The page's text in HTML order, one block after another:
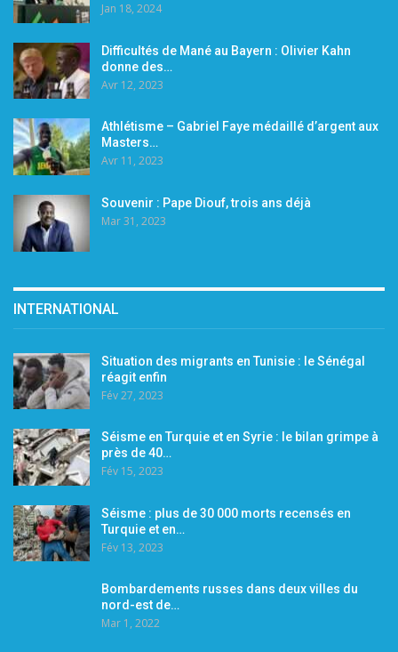
Jan 18, 2024
Difficultés de Mané au Bayern : Olivier Kahn
donne des…
Avr 12, 2023
Athlétisme – Gabriel Faye médaillé d’argent aux
Masters…
Avr 11, 2023
Souvenir : Pape Diouf, trois ans déjà
Mar 31, 2023
INTERNATIONAL
Situation des migrants en Tunisie : le Sénégal
réagit enfin
Fév 27, 2023
Séisme en Turquie et en Syrie : le bilan grimpe à
près de 40…
Fév 15, 2023
Séisme : plus de 30 000 morts recensés en
Turquie et en…
Fév 13, 2023
Bombardements russes dans deux villes du
nord-est de…
Mar 1, 2022